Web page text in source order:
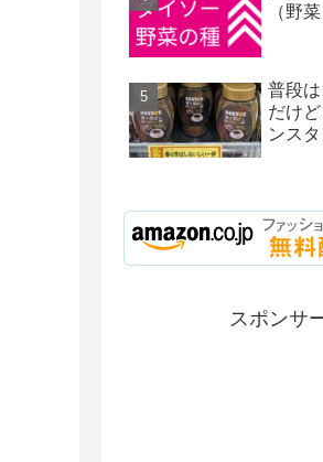
（野菜
普段
だけ
ンス
スポンサ